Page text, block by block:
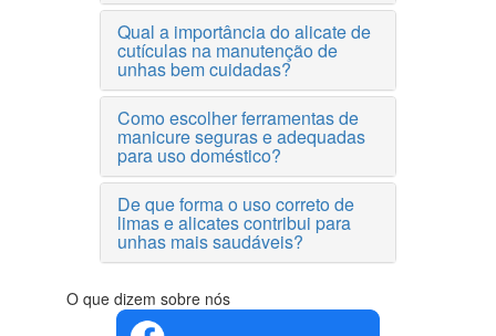
Qual a importância do alicate de
cutículas na manutenção de
unhas bem cuidadas?
Como escolher ferramentas de
manicure seguras e adequadas
para uso doméstico?
De que forma o uso correto de
limas e alicates contribui para
unhas mais saudáveis?
O que dizem sobre nós